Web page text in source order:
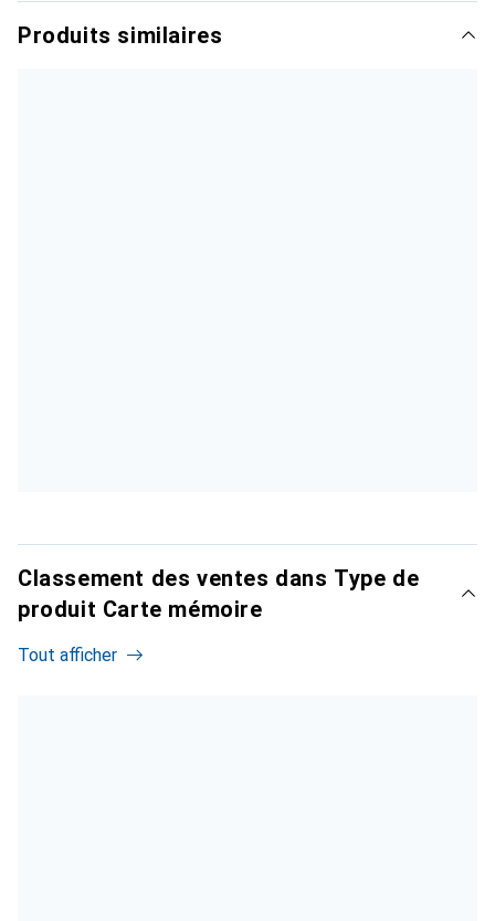
Produits similaires
Classement des ventes dans Type de
produit Carte mémoire
Tout afficher